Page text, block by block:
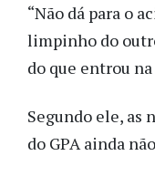
“Não dá para o
limpinho do
do que entrou
Segundo ele, as
do GPA ainda